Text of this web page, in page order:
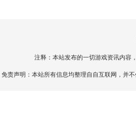
注释：本站发布的一切游戏资讯内容
免责声明：本站所有信息均整理自自互联网，并